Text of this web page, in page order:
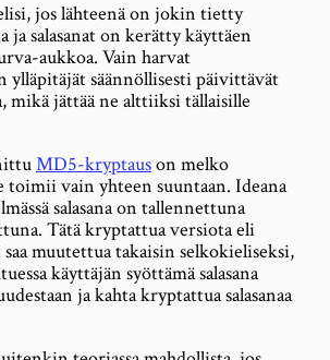
jos lähteenä on jokin tietty
ja salasanat on kerätty käyttäen
aukkoa. Vain harvat
ylläpitäjät säännöllisesti päivittävät
mikä jättää ne alttiiksi tällaisille
MD5-kryptauson melko
toimii vain yhteen suuntaan. Ideana
salasana on tallennettuna
Tätä kryptattua versiota eli
muutettua takaisin selkokieliseksi,
käyttäjän syöttämä salasana
ja kahta kryptattua salasanaa